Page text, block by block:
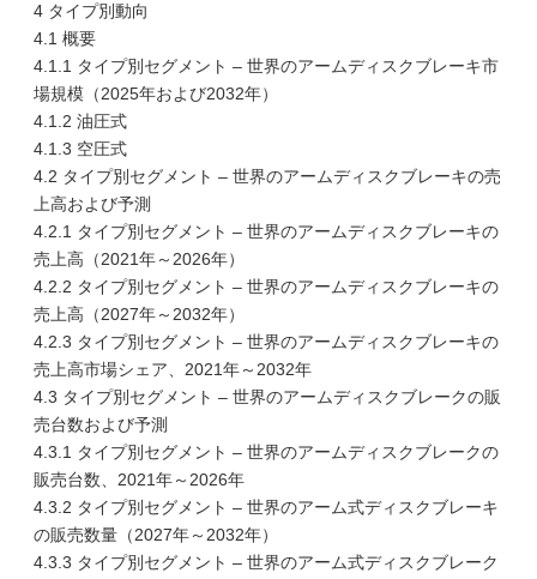
4 タイプ別動向
4.1 概要
4.1.1 タイプ別セグメント – 世界のアームディスクブレーキ市
場規模（2025年および2032年）
4.1.2 油圧式
4.1.3 空圧式
4.2 タイプ別セグメント – 世界のアームディスクブレーキの売
上高および予測
4.2.1 タイプ別セグメント – 世界のアームディスクブレーキの
売上高（2021年～2026年）
4.2.2 タイプ別セグメント – 世界のアームディスクブレーキの
売上高（2027年～2032年）
4.2.3 タイプ別セグメント – 世界のアームディスクブレーキの
売上高市場シェア、2021年～2032年
4.3 タイプ別セグメント – 世界のアームディスクブレークの販
売台数および予測
4.3.1 タイプ別セグメント – 世界のアームディスクブレークの
販売台数、2021年～2026年
4.3.2 タイプ別セグメント – 世界のアーム式ディスクブレーキ
の販売数量（2027年～2032年）
4.3.3 タイプ別セグメント – 世界のアーム式ディスクブレーク